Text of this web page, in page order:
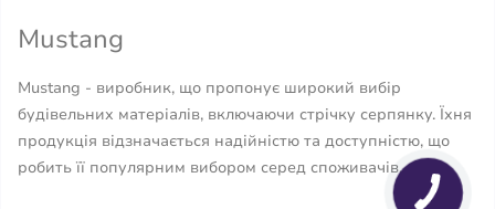
Mustang
Mustang - виробник, що пропонує широкий вибір
будівельних матеріалів, включаючи стрічку серпянку. Їхня
продукція відзначається надійністю та доступністю, що
робить її популярним вибором серед споживачів.